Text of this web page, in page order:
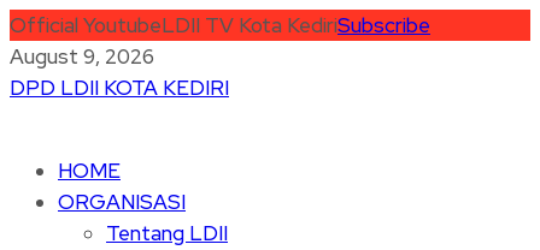
Official YoutubeLDII TV Kota KediriSubscribe
August 9, 2026
DPD LDII KOTA KEDIRI
HOME
ORGANISASI
Tentang LDII